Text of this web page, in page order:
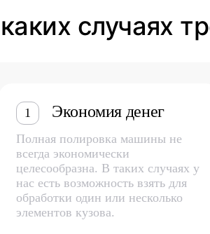
случаях
1 Экономия денег
Полная полировка машины не
всегда экономически
целесообразна. В таких случаях у
нас есть возможность взять для
обработки один или несколько
элементов кузова.